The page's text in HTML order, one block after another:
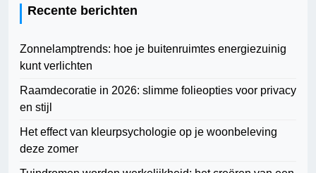
Recente berichten
Zonnelamptrends: hoe je buitenruimtes energiezuinig
kunt verlichten
Raamdecoratie in 2026: slimme folieopties voor privacy
en stijl
Het effect van kleurpsychologie op je woonbeleving
deze zomer